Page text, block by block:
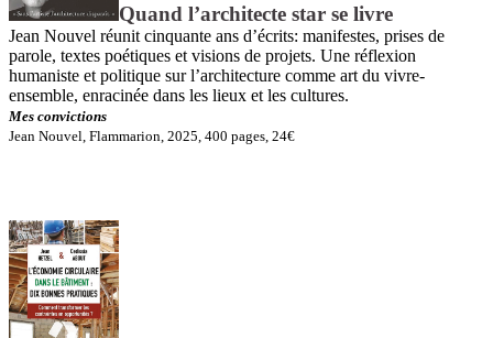
Quand l’architecte star se livre
Jean Nouvel réunit cinquante ans d’écrits: manifestes, prises de
parole, textes poétiques et visions de projets. Une réflexion
humaniste et politique sur l’architecture comme art du vivre-
ensemble, enracinée dans les lieux et les cultures.
Mes convictions
Jean Nouvel, Flammarion, 2025, 400 pages, 24€